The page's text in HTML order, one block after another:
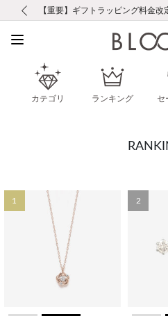
お修理・アフターサ
【重要】令和８年熊本地震に
【重要】ギフトラッピング料金
【重要】夏季休業の営
税込5,500円以上で送料無料
新規会員登録で1000ポ
新規LINE友だち登録で500
会員限定！レビュー投稿で
お修理・アフターサ
【重要】令和８年熊本地震に
カテゴリ ランキング セ
1 2